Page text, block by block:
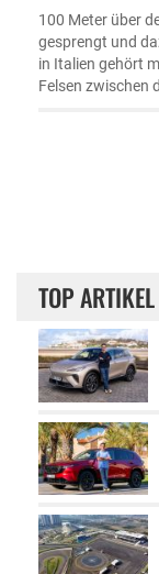
100 Meter über
gesprengt und
in Italien gehört
Felsen zwischen
TOP ARTIKEL